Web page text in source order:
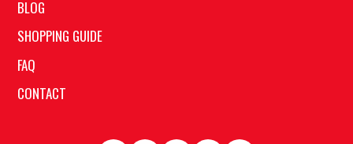
BLOG
SHOPPING GUIDE
FAQ
CONTACT